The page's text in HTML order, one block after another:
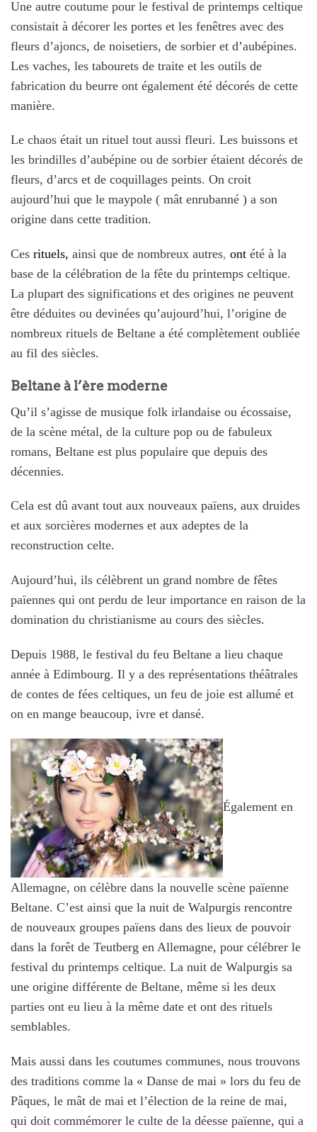
Une autre coutume pour le festival de printemps celtique
consistait à décorer les portes et les fenêtres avec des
fleurs d’ajoncs, de noisetiers, de sorbier et d’aubépines.
Les vaches, les tabourets de traite et les outils de
fabrication du beurre ont également été décorés de cette
manière.
Le chaos était un rituel tout aussi fleuri. Les buissons et
les brindilles d’aubépine ou de sorbier étaient décorés de
fleurs, d’arcs et de coquillages peints. On croit
aujourd’hui que le maypole ( mât enrubanné ) a son
origine dans cette tradition.
Ces rituels, ainsi que de nombreux autres, ont été à la
base de la célébration de la fête du printemps celtique.
La plupart des significations et des origines ne peuvent
être déduites ou devinées qu’aujourd’hui, l’origine de
nombreux rituels de Beltane a été complètement oubliée
au fil des siècles.
Beltane à l’ère moderne
Qu’il s’agisse de musique folk irlandaise ou écossaise,
de la scène métal, de la culture pop ou de fabuleux
romans, Beltane est plus populaire que depuis des
décennies.
Cela est dû avant tout aux nouveaux païens, aux druides
et aux sorcières modernes et aux adeptes de la
reconstruction celte.
Aujourd’hui, ils célèbrent un grand nombre de fêtes
païennes qui ont perdu de leur importance en raison de la
domination du christianisme au cours des siècles.
Depuis 1988, le festival du feu Beltane a lieu chaque
année à Edimbourg. Il y a des représentations théâtrales
de contes de fées celtiques, un feu de joie est allumé et
on en mange beaucoup, ivre et dansé.
Également en
Allemagne, on célèbre dans la nouvelle scène païenne
Beltane. C’est ainsi que la nuit de Walpurgis rencontre
de nouveaux groupes païens dans des lieux de pouvoir
dans la forêt de Teutberg en Allemagne, pour célébrer le
festival du printemps celtique. La nuit de Walpurgis sa
une origine différente de Beltane, même si les deux
parties ont eu lieu à la même date et ont des rituels
semblables.
Mais aussi dans les coutumes communes, nous trouvons
des traditions comme la « Danse de mai » lors du feu de
Pâques, le mât de mai et l’élection de la reine de mai,
qui doit commémorer le culte de la déesse païenne, qui a